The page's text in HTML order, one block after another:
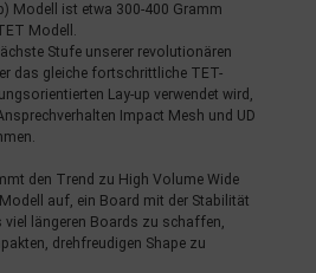
Modell ist etwa 300-400 Gramm
Modell.
Stufe unserer revolutionären
das gleiche fortschrittliche TET-
Lay-up verwendet wird,
Impact Mesh und UD
den Trend zu High Volume Wide
auf, ein Board mit der Stabilität
viel längeren Boards zu schaffen,
drehfreudigen Shape zu